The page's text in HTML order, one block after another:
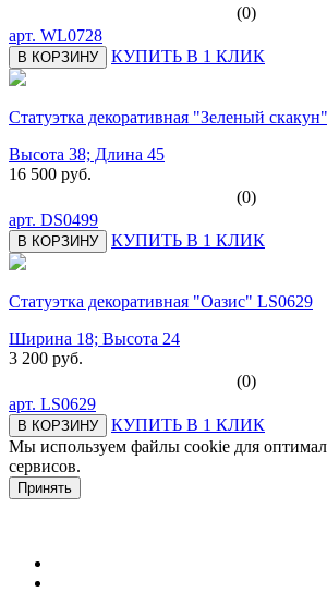
(0)
арт. WL0728
В КОРЗИНУ КУПИТЬ В 1 КЛИК
Статуэтка декоративная "Зеленый
Высота 38; Длина 45
16 500 руб.
(0)
арт. DS0499
В КОРЗИНУ КУПИТЬ В 1 КЛИК
Статуэтка декоративная "Оазис" LS0629
Ширина 18; Высота 24
3 200 руб.
(0)
арт. LS0629
В КОРЗИНУ
КУПИТЬ В 1 КЛИК
Мы используем файлы cookie для
сервисов.
Принять